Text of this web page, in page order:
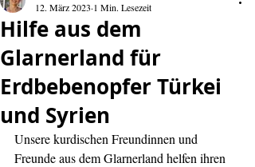
Hilfe aus dem
Glarnerland für
Erdbebenopfer Türkei
und Syrien
12. März 2023 1 Min. Lesezeit
Unsere kurdischen Freundinnen und
Freunde aus dem Glarnerland helfen ihren